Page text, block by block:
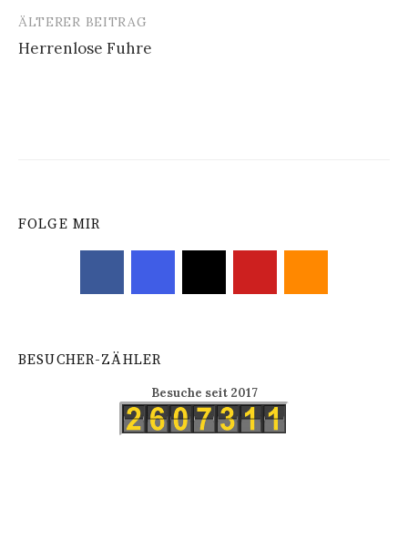
Beitrags-
Navigation
ÄLTERER BEITRAG
Herrenlose Fuhre
FOLGE MIR
BESUCHER-ZÄHLER
Besuche seit 2017